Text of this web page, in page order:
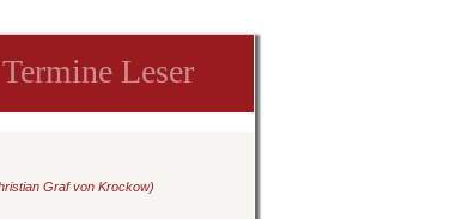
Termine Leser
Graf von Krockow)